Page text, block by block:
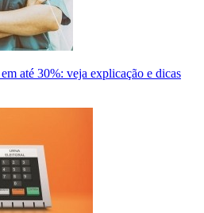
até 30%: veja explicação e dicas